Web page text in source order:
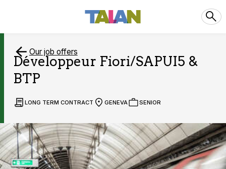
Our job offers
Développeur Fiori/SAPUI5 &
BTP
LONG TERM CONTRACT GENEVA SENIOR